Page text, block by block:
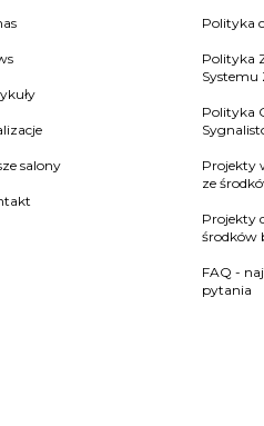
salony
Polityka
Polityka
Systemu
Polityka
Projekty
ze
Projekty
środków
FAQ -
pytania